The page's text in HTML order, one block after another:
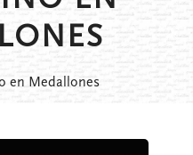
en Medallones